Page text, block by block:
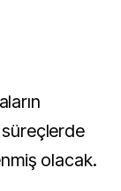
süreçlerde
olacak.